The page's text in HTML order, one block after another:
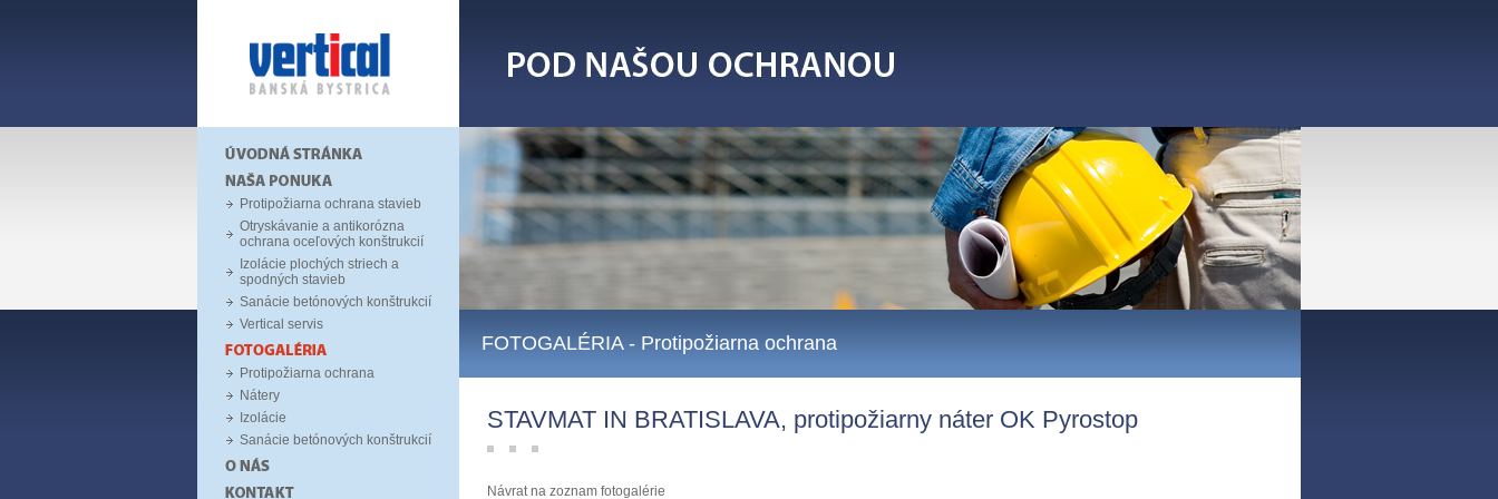
Protipožiarna ochrana stavieb
Otryskávanie a antikorózna
ochrana oceľových konštrukcií
Izolácie plochých striech a
spodných stavieb
Sanácie betónových konštrukcií
Vertical servis
Protipožiarna ochrana
Nátery
Izolácie
Sanácie betónových konštrukcií
FOTOGALÉRIA- Protipožiarna ochrana
STAVMAT IN BRATISLAVA, protipožiarny náter OK Pyrostop
Návrat na zoznam fotogalérie